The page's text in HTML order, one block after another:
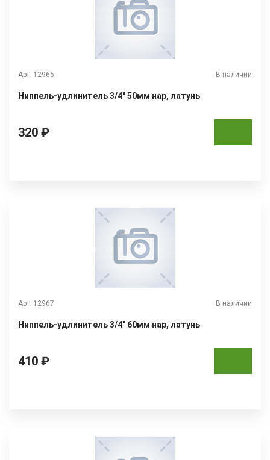
Арт. 12966 В наличии
Ниппель-удлинитель 3/4" 50мм нар, латунь
320 ₽
Арт. 12967 В наличии
Ниппель-удлинитель 3/4" 60мм нар, латунь
410 ₽